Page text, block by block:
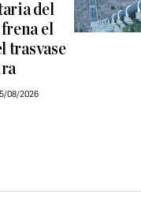
del
el
trasvase
08/2026